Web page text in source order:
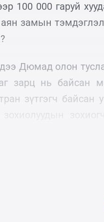
100 000 гаруй
замын
Дюмад олон
зарц нь байсан
зүтгэгч байсан